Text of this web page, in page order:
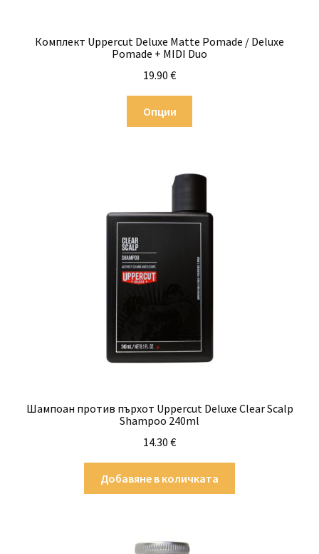
Комплект Uppercut Deluxe Matte Pomade / Deluxe
Pomade + MIDI Duo
19.90 €
Опции
variants.
options
may
chosen
on
the
Шампоан против пърхот Uppercut Deluxe Clear Scalp
Shampoo 240ml
14.30 €
Добавяне в количката